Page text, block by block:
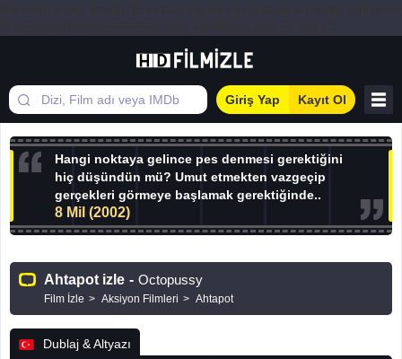
Giriş Yap Kayıt Ol
Hangi noktaya gelince pes denmesi gerektiğini
hiç düşündün mü? Umut etmekten vazgeçip
gerçekleri görmeye başlamak gerektiğinde..
8 Mil (2002)
Ahtapot izle - Octopussy
Film İzle Aksiyon Filmleri Ahtapot
Dublaj & Altyazı